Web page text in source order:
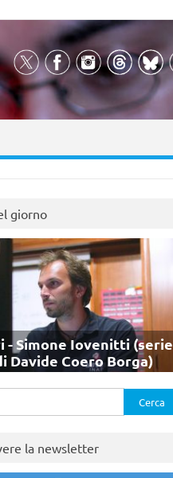
giorno
- Simone Iovenitti (serie
Davide Coero Borga)
la newsletter